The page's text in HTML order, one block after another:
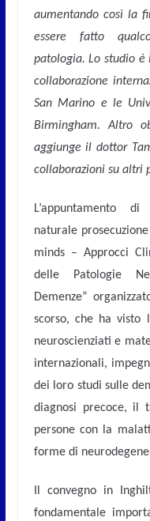
aumentando così la
essere fatto
patologia. Lo studio
collaborazione
San Marino e le
Birmingham. Altro
aggiunge il dottor
collaborazioni su altri
L’appuntamento
naturale
minds – Approcci
delle Patologie
Demenze”
scorso, che ha visto
neuroscienziati e
internazionali,
dei loro studi sulle
diagnosi precoce, il
persone con la
forme di
Il convegno in
fondamentale